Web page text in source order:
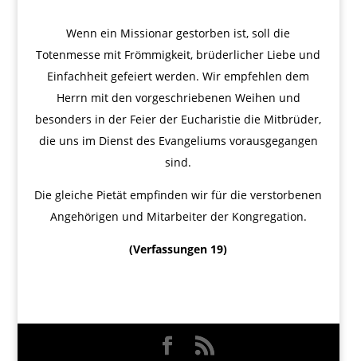
Wenn ein Missionar gestorben ist, soll die
Totenmesse mit Frömmigkeit, brüderlicher Liebe und
Einfachheit gefeiert werden. Wir empfehlen dem
Herrn mit den vorgeschriebenen Weihen und
besonders in der Feier der Eucharistie die Mitbrüder,
die uns im Dienst des Evangeliums vorausgegangen
sind.
Die gleiche Pietät empfinden wir für die verstorbenen
Angehörigen und Mitarbeiter der Kongregation.
(Verfassungen 19)